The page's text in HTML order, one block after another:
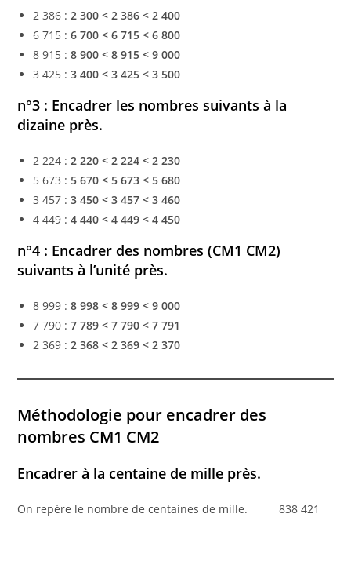
2 386 :2 300 < 2 386 < 2 400
6 715 :6 700 < 6 715 < 6 800
8 915 :8 900 < 8 915 < 9 000
3 425 :3 400 < 3 425 < 3 500
n°3 : Encadrer les nombres suivants à la
dizaine près.
2 224 :2 220 < 2 224 < 2 230
5 673 :5 670 < 5 673 < 5 680
3 457 :3 450 < 3 457 < 3 460
4 449 :4 440 < 4 449 < 4 450
n°4 : Encadrer des nombres (CM1 CM2)
suivants à l’unité près.
8 999 :8 998 < 8 999 < 9 000
7 790 :7 789 < 7 790 < 7 791
2 369 :2 368 < 2 369 < 2 370
Méthodologie pour encadrer des
nombres CM1 CM2
Encadrer à la centaine de mille près.
On repère le nombre de centaines de mille. 838 421